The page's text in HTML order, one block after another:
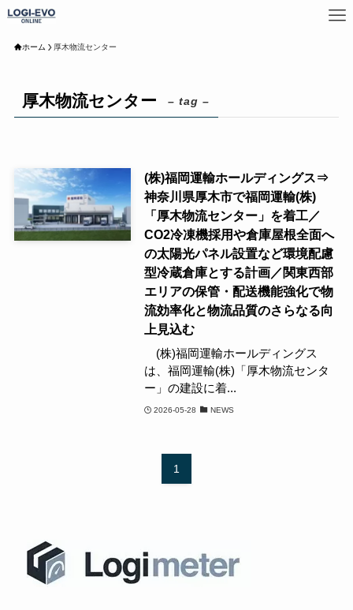
ホーム 厚木物流センター
厚木物流センター – tag –
(株)福岡運輸ホールディングス⇒
神奈川県厚木市で福岡運輸(株)
「厚木物流センター」を着工／
CO2冷凍機採用や倉庫屋根全面へ
の太陽光パネル設置など環境配慮
型冷蔵倉庫とする計画／関東西部
エリアの保管・配送機能強化で物
流効率化と物流品質のさらなる向
上見込む
(株)福岡運輸ホールディングス
は、福岡運輸(株)「厚木物流センタ
ー」の建設に着...
2026-05-28 NEWS
1